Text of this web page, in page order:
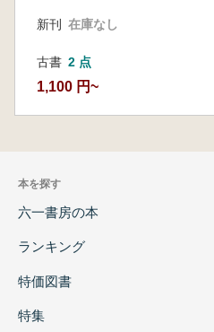
新刊 在庫なし
古書 2 点
1,100 円~
本を探す
六一書房の本
ランキング
特価図書
特集